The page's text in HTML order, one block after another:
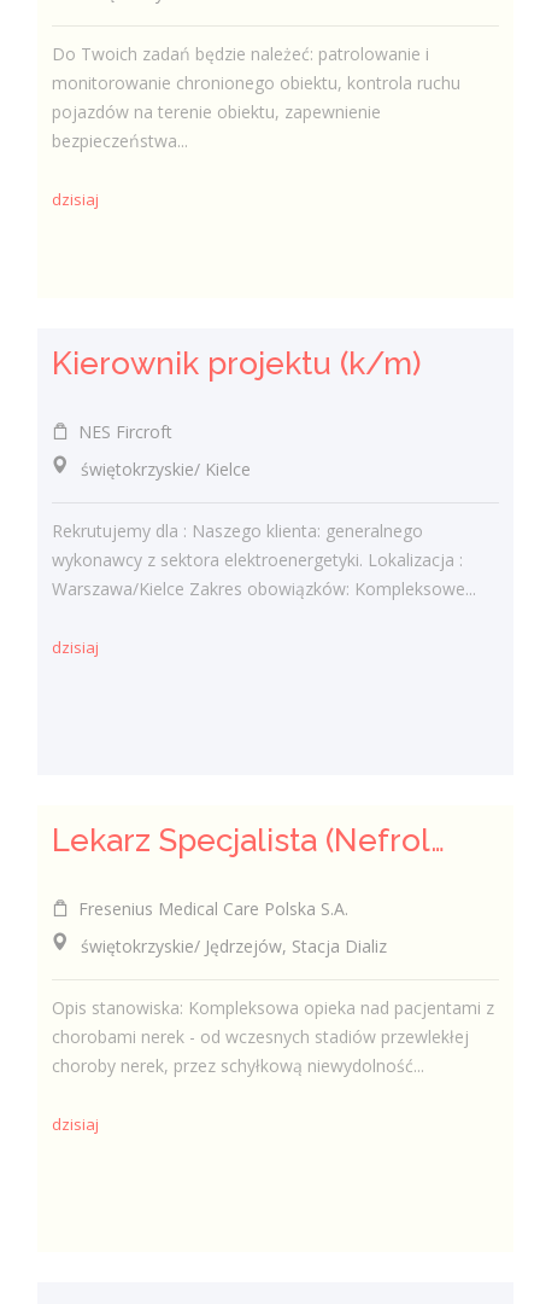
Do Twoich zadań będzie należeć: patrolowanie i
monitorowanie chronionego obiektu, kontrola ruchu
pojazdów na terenie obiektu, zapewnienie
bezpieczeństwa...
dzisiaj
Kierownik projektu (k/m)
NES Fircroft
świętokrzyskie/ Kielce
Rekrutujemy dla : Naszego klienta: generalnego
wykonawcy z sektora elektroenergetyki. Lokalizacja :
Warszawa/Kielce Zakres obowiązków: Kompleksowe...
dzisiaj
Lekarz Specjalista (Nefrolog / Internista) (K/M/N)
Fresenius Medical Care Polska S.A.
świętokrzyskie/ Jędrzejów, Stacja Dializ
Opis stanowiska: Kompleksowa opieka nad pacjentami z
chorobami nerek - od wczesnych stadiów przewlekłej
choroby nerek, przez schyłkową niewydolność...
dzisiaj